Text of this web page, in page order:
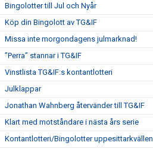
Bingolotter till Jul och Nyår
Köp din Bingolott av TG&IF
Missa inte morgondagens julmarknad!
”Perra” stannar i TG&IF
Vinstlista TG&IF:s kontantlotteri
Julklappar
Jonathan Wahnberg återvänder till TG&IF
Klart med motståndare i nästa års serie
Kontantlotteri/Bingolotter uppesittarkvällen